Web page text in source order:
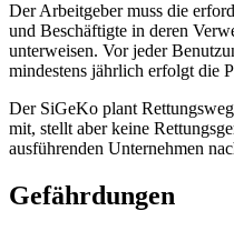
Der Arbeitgeber muss die
und Beschäftigte in deren
unterweisen. Vor jeder
mindestens jährlich erfolgt die
Der SiGeKo plant
mit, stellt aber keine
ausführenden Unternehmen
Gefährdungen